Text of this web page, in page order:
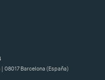
08017 Barcelona (España)